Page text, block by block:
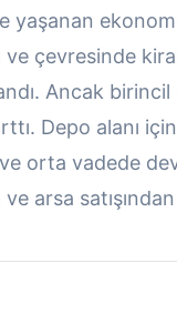
yaşanan
çevresinde
Ancak
Depo alanı
orta vadede
arsa